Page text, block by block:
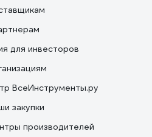
для инвесторов
ВсеИнструменты.ру
закупки
производителей